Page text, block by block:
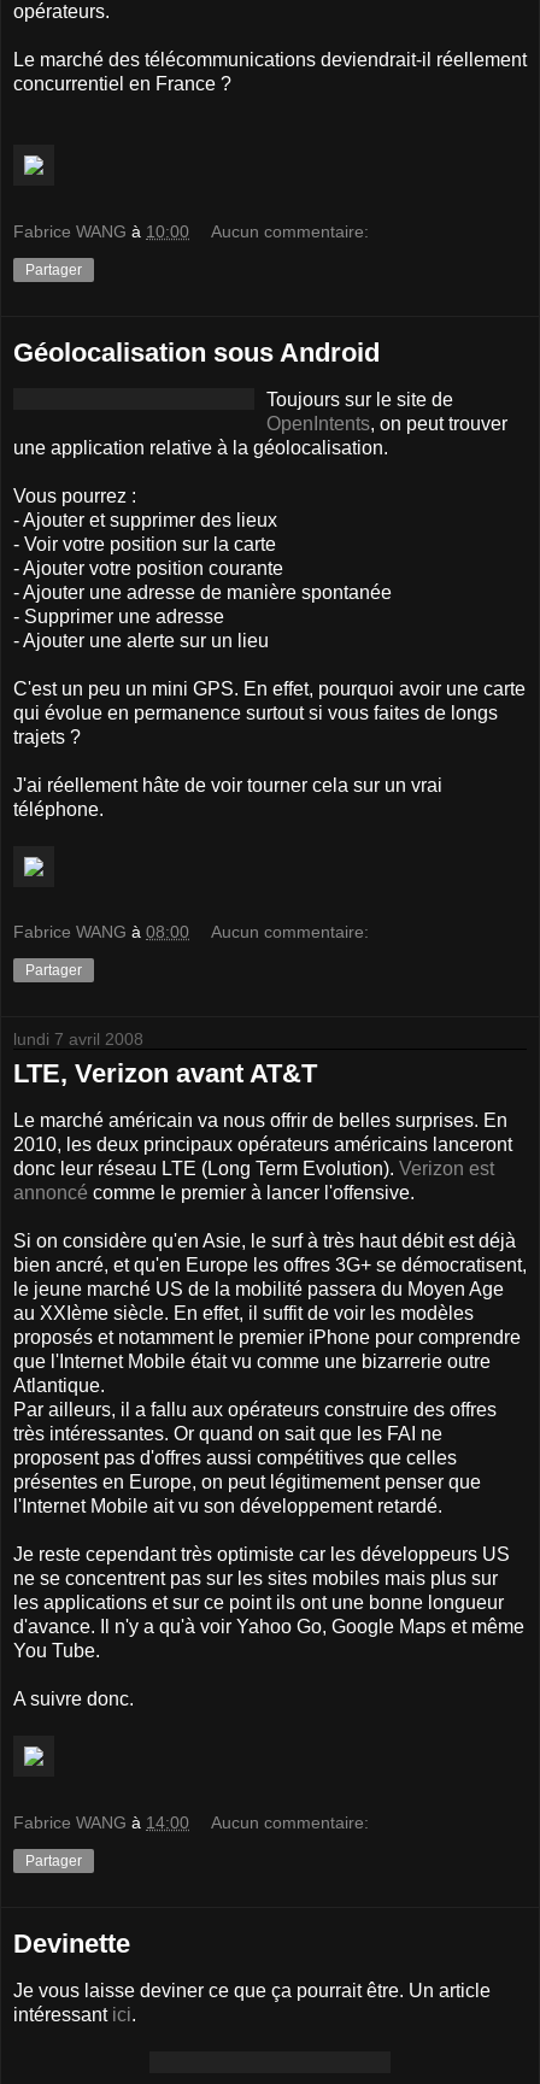
opérateurs.
Le marché des télécommunications deviendrait-il réellement
concurrentiel en France ?
Fabrice WANG à 10:00 Aucun commentaire:
Partager
Géolocalisation sous Android
Toujours sur le site de
OpenIntents, on peut trouver
une application relative à la géolocalisation.
Vous pourrez :
- Ajouter et supprimer des lieux
- Voir votre position sur la carte
- Ajouter votre position courante
- Ajouter une adresse de manière spontanée
- Supprimer une adresse
- Ajouter une alerte sur un lieu
C'est un peu un mini GPS. En effet, pourquoi avoir une carte
qui évolue en permanence surtout si vous faites de longs
trajets ?
J'ai réellement hâte de voir tourner cela sur un vrai
téléphone.
Fabrice WANG à 08:00 Aucun commentaire:
Partager
lundi 7 avril 2008
LTE, Verizon avant AT&T
Le marché américain va nous offrir de belles surprises. En
2010, les deux principaux opérateurs américains lanceront
donc leur réseau LTE (Long Term Evolution). Verizon est
annoncé comme le premier à lancer l'offensive.
Si on considère qu'en Asie, le surf à très haut débit est déjà
bien ancré, et qu'en Europe les offres 3G+ se démocratisent,
le jeune marché US de la mobilité passera du Moyen Age
au XXIème siècle. En effet, il suffit de voir les modèles
proposés et notamment le premier iPhone pour comprendre
que l'Internet Mobile était vu comme une bizarrerie outre
Atlantique.
Par ailleurs, il a fallu aux opérateurs construire des offres
très intéressantes. Or quand on sait que les FAI ne
proposent pas d'offres aussi compétitives que celles
présentes en Europe, on peut légitimement penser que
l'Internet Mobile ait vu son développement retardé.
Je reste cependant très optimiste car les développeurs US
ne se concentrent pas sur les sites mobiles mais plus sur
les applications et sur ce point ils ont une bonne longueur
d'avance. Il n'y a qu'à voir Yahoo Go, Google Maps et même
You Tube.
A suivre donc.
Fabrice WANG à 14:00 Aucun commentaire:
Partager
Devinette
Je vous laisse deviner ce que ça pourrait être. Un article
intéressant ici.